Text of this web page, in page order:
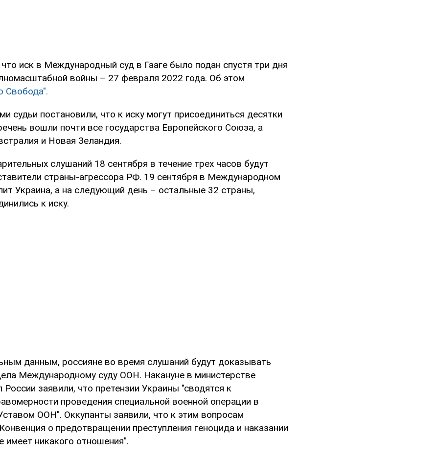
иск в Международный суд в Гааге было подан спустя три дня
войны – 27 февраля 2022 года. Об этом
Свобода".
судьи постановили, что к иску могут присоединиться десятки
вошли почти все государства Европейского Союза, а
и Новая Зеландия.
слушаний 18 сентября в течение трех часов будут
страны-агрессора РФ. 19 сентября в Международном
Украина, а на следующий день – остальные 32 страны,
к иску.
данным, россияне во время слушаний будут доказывать
Международному суду ООН. Накануне в министерстве
России заявили, что претензии Украины "сводятся к
проведения специальной военной операции в
ООН". Оккупанты заявили, что к этим вопросам
о предотвращении преступления геноцида и наказании
имеет никакого отношения".